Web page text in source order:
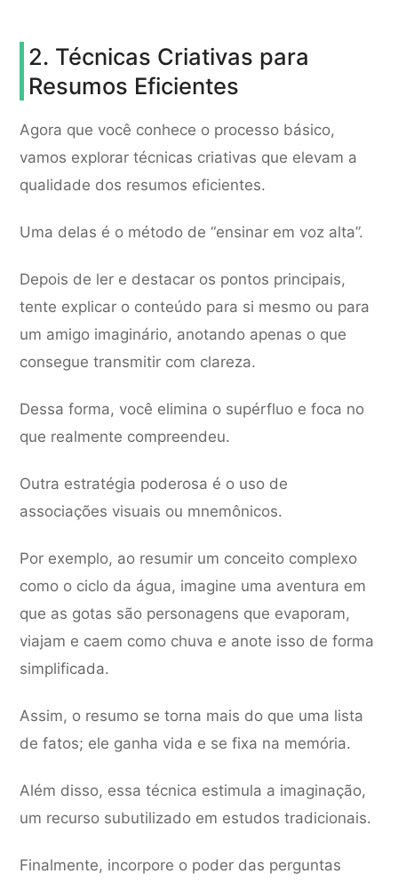
2. Técnicas Criativas para
Resumos Eficientes
Agora que você conhece o processo básico,
vamos explorar técnicas criativas que elevam a
qualidade dos resumos eficientes.
Uma delas é o método de “ensinar em voz alta”.
Depois de ler e destacar os pontos principais,
tente explicar o conteúdo para si mesmo ou para
um amigo imaginário, anotando apenas o que
consegue transmitir com clareza.
Dessa forma, você elimina o supérfluo e foca no
que realmente compreendeu.
Outra estratégia poderosa é o uso de
associações visuais ou mnemônicos.
Por exemplo, ao resumir um conceito complexo
como o ciclo da água, imagine uma aventura em
que as gotas são personagens que evaporam,
viajam e caem como chuva e anote isso de forma
simplificada.
Assim, o resumo se torna mais do que uma lista
de fatos; ele ganha vida e se fixa na memória.
Além disso, essa técnica estimula a imaginação,
um recurso subutilizado em estudos tradicionais.
Finalmente, incorpore o poder das perguntas